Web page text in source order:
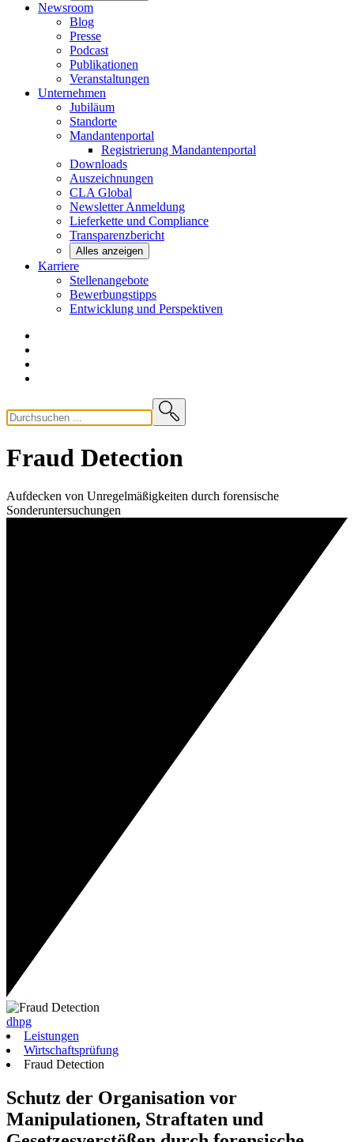
Newsroom
Blog
Presse
Podcast
Publikationen
Veranstaltungen
Unternehmen
Jubiläum
Standorte
Mandantenportal
Registrierung Mandantenportal
Downloads
Auszeichnungen
CLAGlobal
NewsletterAnmeldung
Lieferkette und Compliance
Transparenzbericht
Alles anzeigen
Karriere
Stellenangebote
Bewerbungstipps
Entwicklung und Perspektiven
Fraud Detection
Aufdecken von Unregelmäßigkeiten durch forensische
Sonderuntersuchungen
dhpg
Leistungen
Wirtschaftsprüfung
Fraud Detection
Schutz der Organisation vor
Manipulationen, Straftaten und